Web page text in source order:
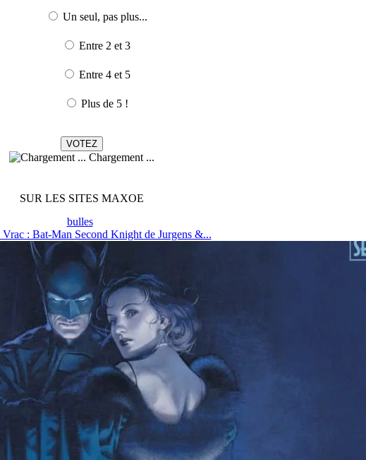
Un seul, pas plus...
Entre 2 et 3
Entre 4 et 5
Plus de 5 !
Chargement ...
SUR LES SITES MAXOE
bulles
Vrac : Bat-Man Second Knight de Jurgens &...